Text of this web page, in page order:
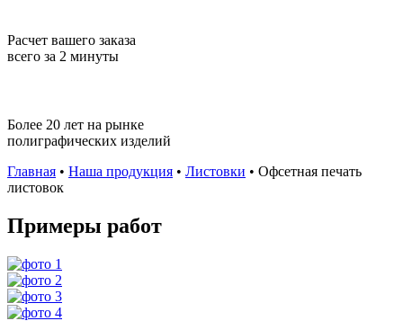
Расчет вашего заказа
всего за 2 минуты
Более 20 лет на рынке
полиграфических изделий
Главная • Наша продукция • Листовки • Офсетная печать
листовок
Примеры работ